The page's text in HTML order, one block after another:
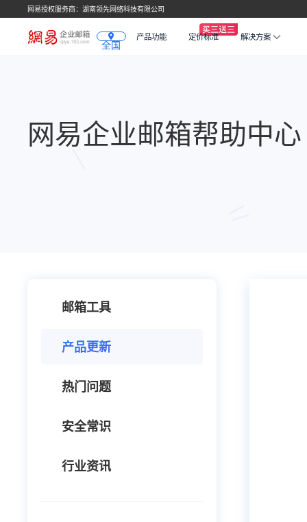
网易授权服务商：湖南领先网络科技有限公司
全国
产品功能 定价标准 解决方案
网易企业邮箱帮助中心
邮箱工具
产品更新
热门问题
安全常识
行业资讯